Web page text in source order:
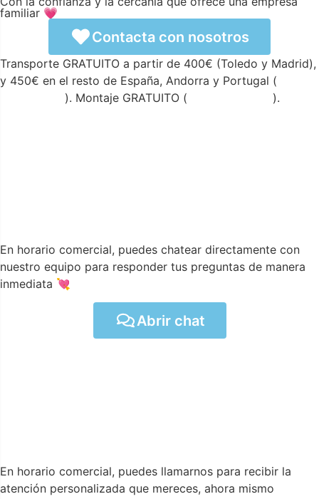
familiar 💗
Contacta con nosotros
Transporte GRATUITO a partir de 400€ (Toledo y Madrid),
y 450€ en el resto de España, Andorra y Portugal (
). Montaje GRATUITO ( ).
En horario comercial, puedes chatear directamente con
nuestro equipo para responder tus preguntas de manera
inmediata 💘
Abrir chat
En horario comercial, puedes llamarnos para recibir la
atención personalizada que mereces, ahora mismo